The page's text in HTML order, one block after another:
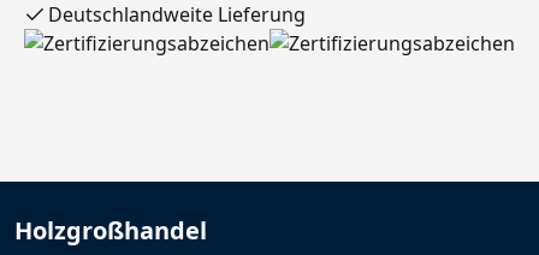
Deutschlandweite Lieferung
Holzgroßhandel